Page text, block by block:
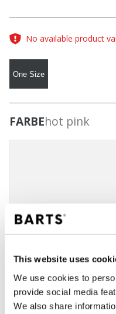
This website uses
We use cookies to
provide social media
We also share
No available product
One Size
FARBEhot pink